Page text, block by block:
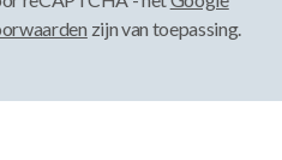
zijn van toepassing.